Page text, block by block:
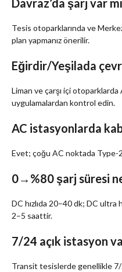
Tesis otoparklarında ve
plan yapmanız önerilir.
Eğirdir/Yeşilada
Liman ve çarşı içi
uygulamalardan kontrol edin.
AC istasyonlarda
Evet; çoğu AC noktada Type-
0→%80 şarj süresi
DC hızlıda 20–40 dk; DC ultra
2–5 saattir.
7/24 açık istasyon
Transit tesislerde genellikle